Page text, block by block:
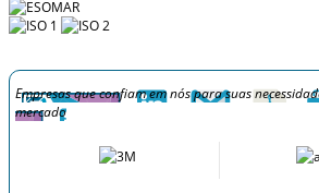
Empresas que confiam em nós para suas
mercado